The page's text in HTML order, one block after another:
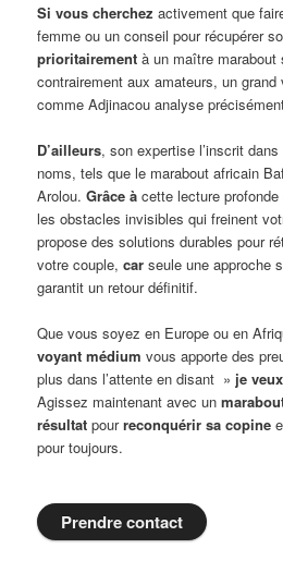
Si vous cherchez activement que
femme ou un conseil pour récupérer
prioritairement à un maître marabout
contrairement aux amateurs, un
comme Adjinacou analyse
D’ailleurs, son expertise l’inscrit
noms, tels que le marabout africain
Arolou.Grâce à cette lecture
les obstacles invisibles qui freinent
propose des solutions durables pour
votre couple,car seule une approche
garantit un retour définitif.
Que vous soyez en Europe ou en
voyant médium vous apporte des
plus dans l’attente en disant » je
Agissez maintenant avec un
résultat pourreconquérir sa copine
pour toujours.
Prendre contact